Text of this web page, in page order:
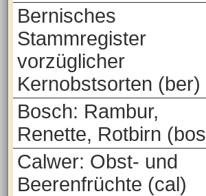
Bernisches
Stammregister
vorzüglicher
Kernobstsorten (ber)
Bosch: Rambur,
Renette, Rotbirn
Calwer: Obst- und
Beerenfrüchte (cal)